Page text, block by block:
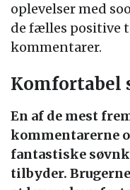
oplevelser med
de fælles positive
kommentarer.
Komfortabel
En af de mest
kommentarerne
fantastiske
tilbyder.